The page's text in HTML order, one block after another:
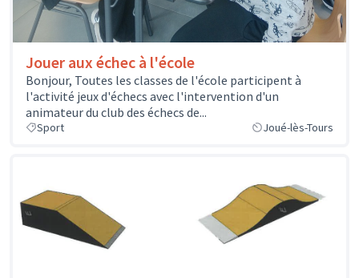
Jouer aux échec à l'école
Bonjour, Toutes les classes de l'école participent à
l'activité jeux d'échecs avec l'intervention d'un
animateur du club des échecs de...
Sport Joué-lès-Tours